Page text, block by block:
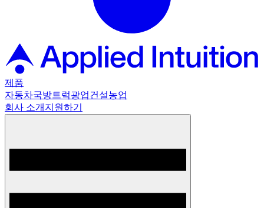
제품
자동차국방트럭광업건설농업
회사 소개 지원하기